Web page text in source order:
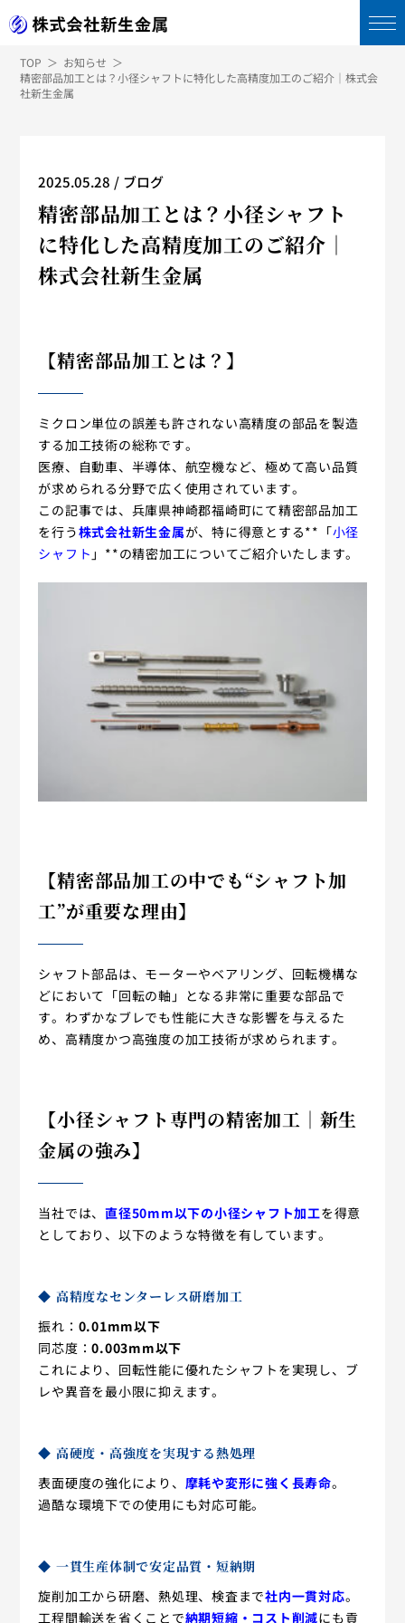
TOP
お知らせ
精密部品加工とは？小径シャフトに特化した高精度加工のご紹介｜株式会
社新生金属
2025.05.28 ブログ
精密部品加工とは？小径シャフト
に特化した高精度加工のご紹介｜
株式会社新生金属
【精密部品加工とは？】
ミクロン単位の誤差も許されない高精度の部品を製造
する加工技術の総称です。
医療、自動車、半導体、航空機など、極めて高い品質
が求められる分野で広く使用されています。
この記事では、兵庫県神崎郡福崎町にて精密部品加工
を行う株式会社新生金属が、特に得意とする**「小径
シャフト 」**の精密加工についてご紹介いたします。
【精密部品加工の中でも“シャフト加
工”が重要な理由】
シャフト部品は、モーターやベアリング、回転機構な
どにおいて「回転の軸」となる非常に重要な部品で
す。わずかなブレでも性能に大きな影響を与えるた
め、高精度かつ高強度の加工技術が求められます。
【小径シャフト専門の精密加工｜新生
金属の強み】
当社では、直径50mm以下の小径シャフト加工を得意
としており、以下のような特徴を有しています。
◆ 高精度なセンターレス研磨加工
振れ： 0.01mm以下
同芯度：0.003mm以下
これにより、回転性能に優れたシャフトを実現し、ブ
レや異音を最小限に抑えます。
◆ 高硬度・高強度を実現する熱処理
表面硬度の強化により、 摩耗や変形に強く長寿命。
過酷な環境下での使用にも対応可能。
◆ 一貫生産体制で安定品質・短納期
旋削加工から研磨、熱処理、検査まで社内一貫対応。
工程間輸送を省くことで納期短縮・コスト削減にも貢